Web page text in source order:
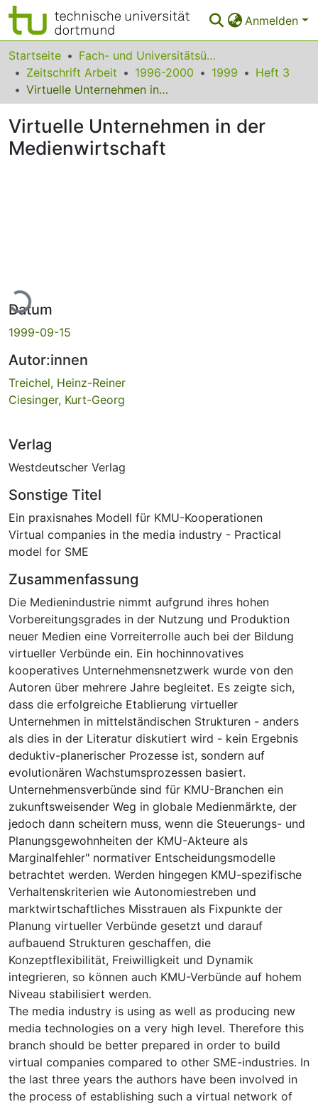
Anmelden
Bereiche & Sammlungen
Das gesamte Repositorium
FAQ
Startseite
Fach- und Universitätsübergreifendes
Zeitschrift Arbeit
1996-2000 1999
Heft 3
Virtuelle Unternehmen in der Medienwirtschaft
Virtuelle Unternehmen in der
Medienwirtschaft
Lade...
Datum
1999-09-15
Autor:innen
Treichel, Heinz-Reiner
Ciesinger, Kurt-Georg
Verlag
Westdeutscher Verlag
Sonstige Titel
Ein praxisnahes Modell für KMU-Kooperationen
Virtual companies in the media industry - Practical
model for SME
Zusammenfassung
Die Medienindustrie nimmt aufgrund ihres hohen
Vorbereitungsgrades in der Nutzung und Produktion
neuer Medien eine Vorreiterrolle auch bei der Bildung
virtueller Verbünde ein. Ein hochinnovatives
kooperatives Unternehmensnetzwerk wurde von den
Autoren über mehrere Jahre begleitet. Es zeigte sich,
dass die erfolgreiche Etablierung virtueller
Unternehmen in mittelständischen Strukturen - anders
als dies in der Literatur diskutiert wird - kein Ergebnis
deduktiv-planerischer Prozesse ist, sondern auf
evolutionären Wachstumsprozessen basiert.
Unternehmensverbünde sind für KMU-Branchen ein
zukunftsweisender Weg in globale Medienmärkte, der
jedoch dann scheitern muss, wenn die Steuerungs- und
Planungsgewohnheiten der KMU-Akteure als
Marginalfehler" normativer Entscheidungsmodelle
betrachtet werden. Werden hingegen KMU-spezifische
Verhaltenskriterien wie Autonomiestreben und
marktwirtschaftliches Misstrauen als Fixpunkte der
Planung virtueller Verbünde gesetzt und darauf
aufbauend Strukturen geschaffen, die
Konzeptflexibilität, Freiwilligkeit und Dynamik
integrieren, so können auch KMU-Verbünde auf hohem
Niveau stabilisiert werden.
The media industry is using as well as producing new
media technologies on a very high level. Therefore this
branch should be better prepared in order to build
virtual companies compared to other SME-industries. In
the last three years the authors have been involved in
the process of establishing such a virtual network of